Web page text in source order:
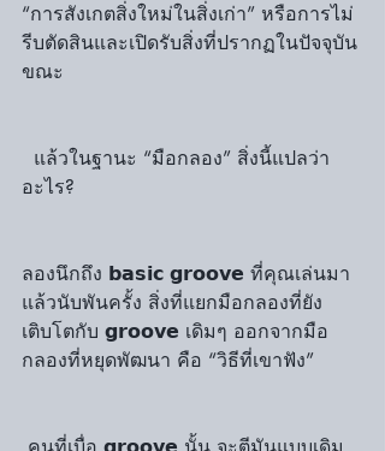
“การสังเกตสิ่งใหม่ในสิ่งเก่า” หรือการไม่
รีบตัดสินและเปิดรับสิ่งที่ปรากฏในปัจจุบัน
ขณะ
แล้วในฐานะ “มือกลอง” สิ่งนี้แปลว่า
อะไร?
ลองนึกถึง 𝗯𝗮𝘀𝗶𝗰 𝗴𝗿𝗼𝗼𝘃𝗲 ที่คุณเล่นมา
แล้วนับพันครั้ง สิ่งที่แยกมือกลองที่ยัง
เติบโตกับ 𝗴𝗿𝗼𝗼𝘃𝗲 เดิมๆ ออกจากมือ
กลองที่หยุดพัฒนา คือ “วิธีที่เขาฟัง”